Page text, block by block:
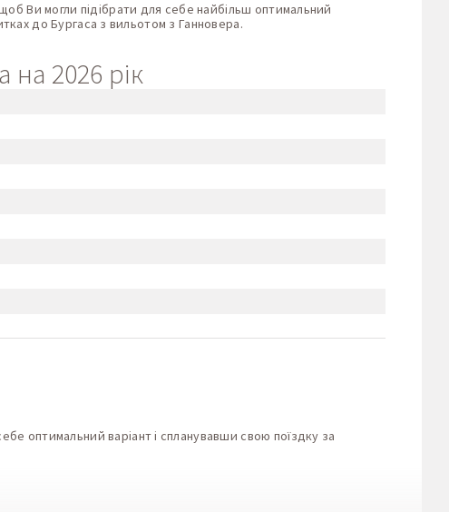
Ви могли підібрати для себе найбільш оптимальний
до Бургаса з вильотом з Ганновера.
на 2026 рік
оптимальний варіант і спланувавши свою поїздку за